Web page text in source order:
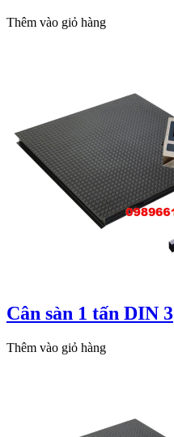
Thêm vào giỏ hàng
Cân sàn 1 tấn DIN 3
Thêm vào giỏ hàng